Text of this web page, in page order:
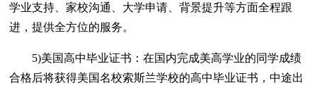
学业支持、家校沟通、大学申请、背景提升等方面全程跟
进，提供全方位的服务。
5)美国高中毕业证书：在国内完成美高学业的同学成绩
合格后将获得美国名校索斯兰学校的高中毕业证书，中途出